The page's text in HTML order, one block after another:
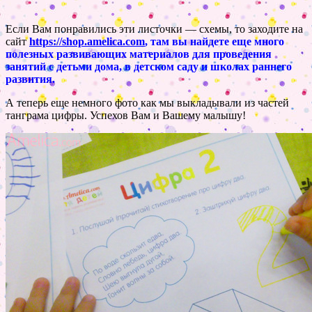
Если Вам понравились эти листочки — схемы, то заходите на
сайтhttps://shop.amelica.com, там вы найдете еще много
полезных развивающих материалов для проведения
занятий с детьми дома, в детском саду и школах раннего
развития.
А теперь еще немного фото как мы выкладывали из частей
танграма цифры. Успехов Вам и Вашему малышу!